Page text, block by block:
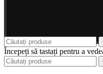
Începeți să tastați pentru a